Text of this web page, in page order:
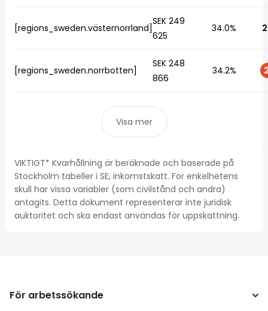
[regions_sweden.västernorrland]
SEK 249
625
34.0%
[regions_sweden.norrbotten]
SEK 248
866
34.2%
Visa mer
VIKTIGT* Kvarhållning är beräknade och baserade på
Stockholm tabeller i SE, inkomstskatt. For enkelhetens
skull har vissa variabler (som civilstånd och andra)
antagits. Detta dokument representerar inte juridisk
auktoritet och ska endast användas för uppskattning.
För arbetssökande